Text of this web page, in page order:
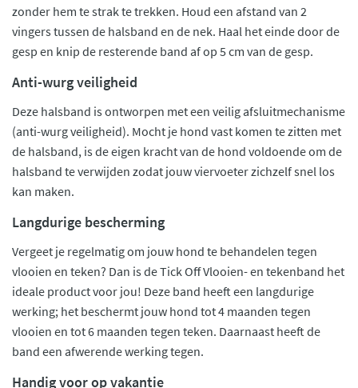
zonder hem te strak te trekken. Houd een afstand van 2
vingers tussen de halsband en de nek. Haal het einde door de
gesp en knip de resterende band af op 5 cm van de gesp.
Anti-wurg veiligheid
Deze halsband is ontworpen met een veilig afsluitmechanisme
(anti-wurg veiligheid). Mocht je hond vast komen te zitten met
de halsband, is de eigen kracht van de hond voldoende om de
halsband te verwijden zodat jouw viervoeter zichzelf snel los
kan maken.
Langdurige bescherming
Vergeet je regelmatig om jouw hond te behandelen tegen
vlooien en teken? Dan is de Tick Off Vlooien- en tekenband het
ideale product voor jou! Deze band heeft een langdurige
werking; het beschermt jouw hond tot 4 maanden tegen
vlooien en tot 6 maanden tegen teken. Daarnaast heeft de
band een afwerende werking tegen.
Handig voor op vakantie